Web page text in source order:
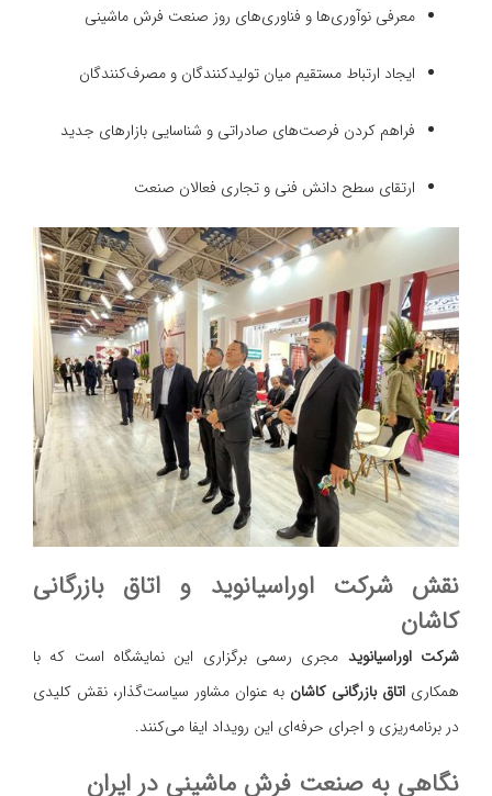
معرفی نوآوری‌ها و فناوری‌های روز صنعت فرش ماشینی
ایجاد ارتباط مستقیم میان تولیدکنندگان و مصرف‌کنندگان
فراهم کردن فرصت‌های صادراتی و شناسایی بازارهای جدید
ارتقای سطح دانش فنی و تجاری فعالان صنعت
نقش شرکت اوراسیانوید و اتاق بازرگانی
کاشان
شرکت اوراسیانوید مجری رسمی برگزاری این نمایشگاه است که با
همکاری اتاق بازرگانی کاشان به عنوان مشاور سیاست‌گذار، نقش کلیدی
در برنامه‌ریزی و اجرای حرفه‌ای این رویداد ایفا می‌کنند.
نگاهی به صنعت فرش ماشینی در ایران